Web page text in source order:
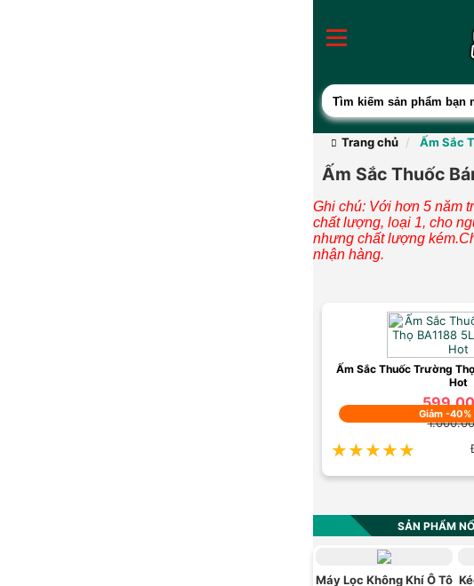
Trang chủ Ấm Sắc
Ấm Sắc Thuốc
Ghi chú: Với hơn 5 năm
chất lượng, loại 1, cho
nhưng chất lượng
nhận hàng.
Giảm -40%
Ấm Sắc Thuốc Trường
Hot
★★★★★
★★★★★
SẢN PHẨM
Máy Lọc Không Khí Ô Tô